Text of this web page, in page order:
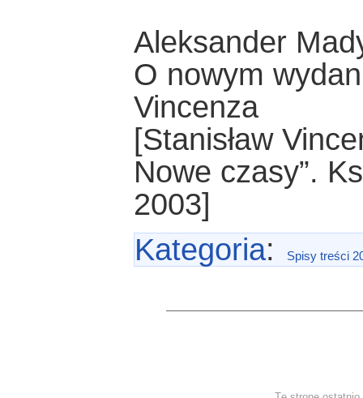
Aleksander
O nowym
Vincenza
[Stanisław
Nowe czasy”.
2003]
Kategoria: Spisy treści